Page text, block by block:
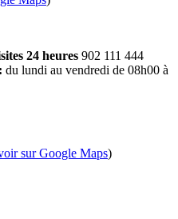
24 heures 902 111 444
du lundi au vendredi de 08h00 à
sur Google Maps)